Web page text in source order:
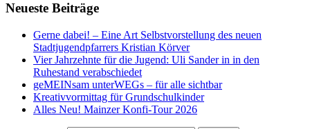
Neueste Beiträge
Gerne dabei! – Eine Art Selbstvorstellung des neuen
Stadtjugendpfarrers Kristian Körver
Vier Jahrzehnte für die Jugend: Uli Sander in in den
Ruhestand verabschiedet
geMEINsam unterWEGs – für alle sichtbar
Kreativvormittag für Grundschulkinder
Alles Neu! Mainzer Konfi-Tour 2026